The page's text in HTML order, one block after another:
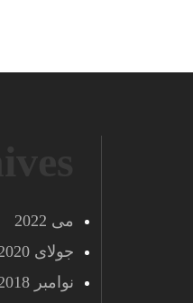
می 2022
جولای 2020
نوامبر 2018